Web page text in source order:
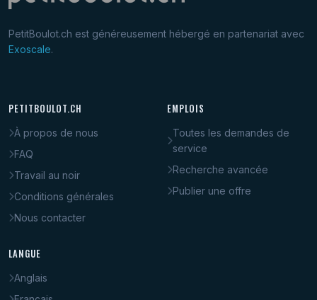
PetitBoulot.ch est généreusement hébergé en partenariat avec
Exoscale.
PETITBOULOT.CH
À propos de nous
FAQ
Travail au noir
Conditions générales
Nous contacter
EMPLOIS
Toutes les demandes de
service
Recherche avancée
Publier une offre
LANGUE
Anglais